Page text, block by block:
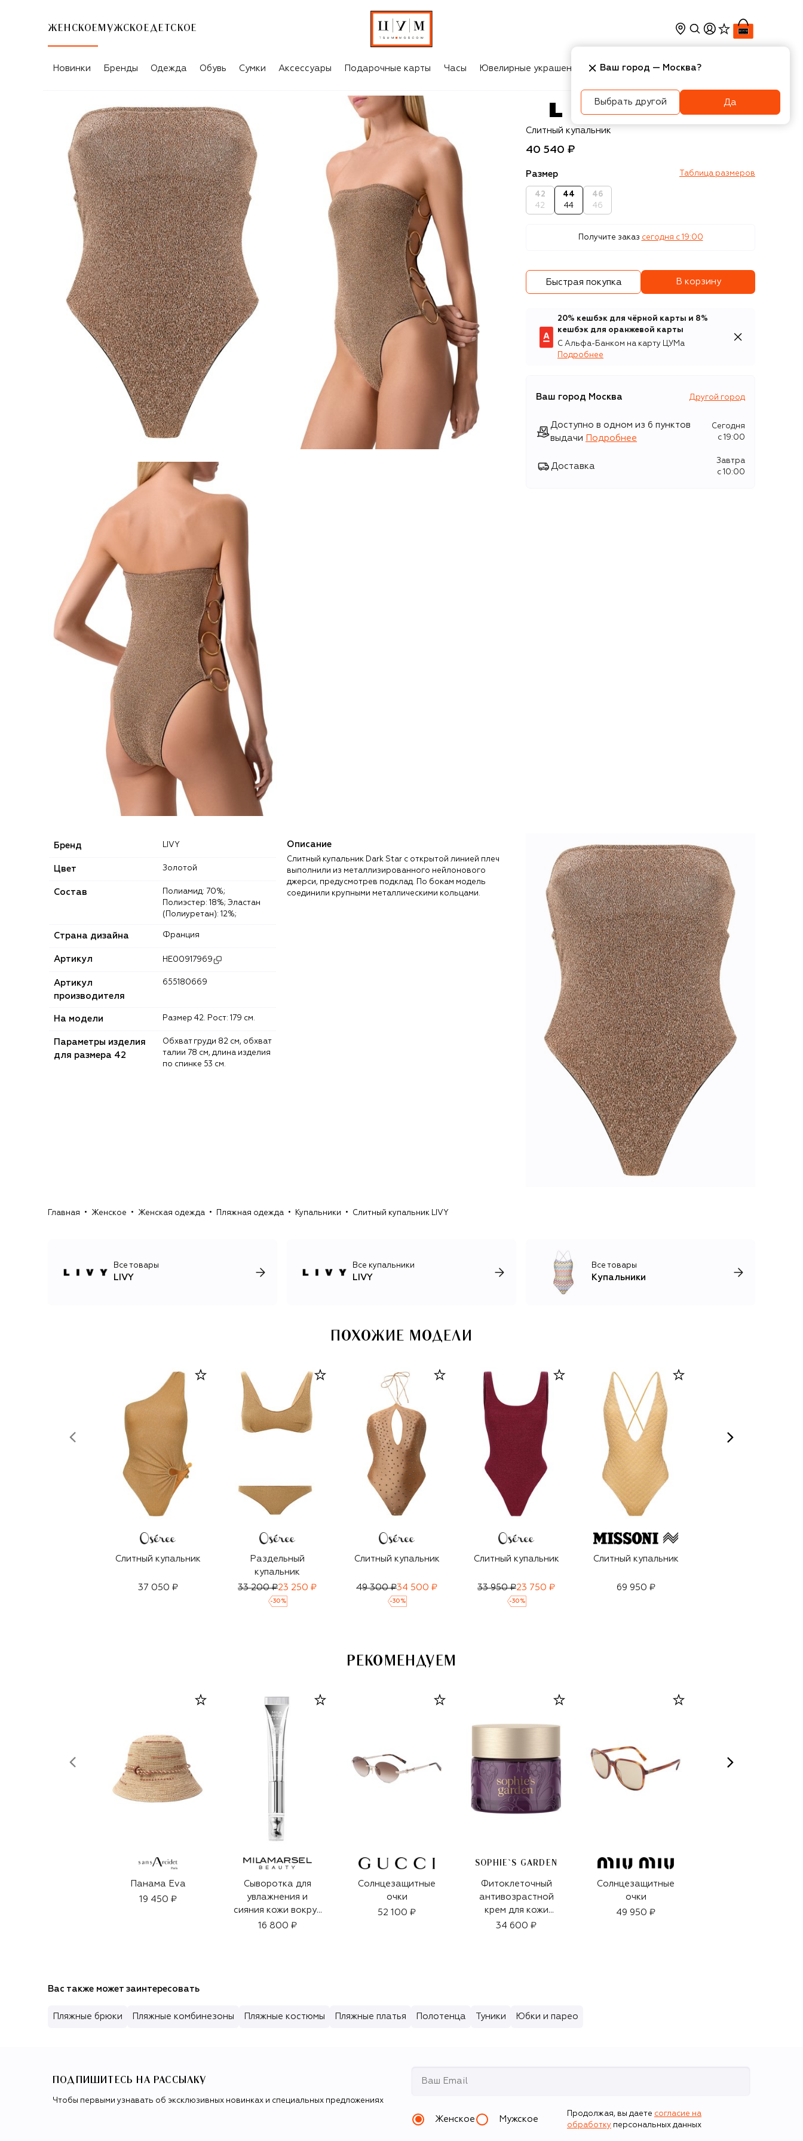
ЖЕНСКОЕ МУЖСКОЕ ДЕТСКОЕ
Новинки Бренды Одежда Обувь Сумки Аксессуары Подарочные карты Часы Ювелирные украшения Косметика Интерьер
LIVY
Слитный купальник
40 540 ₽
Размер Таблица размеров
42
42
44
44
46
46
Получите заказ сегодня c 19:00
Быстрая покупка В корзину
20% кешбэк для чёрной карты и 8%
кешбэк для оранжевой карты
С Альфа-Банком на карту ЦУМа
Подробнее
Ваш город Москва Другой город
Доступно в одном из 6 пунктов
выдачи
Подробнее
Сегодня
c 19:00
Доставка
Завтра
c 10:00
Бренд LIVY
Цвет Золотой
Состав
Полиэстер: 18%; Эластан
(Полиуретан): 12%;
Страна дизайна Франция
Артикул HE00917969
Артикул
производителя
655180669
На модели Размер 42. Рост: 179 см.
Параметры изделия
для размера 42
Обхват груди 82 см, обхват
талии 78 см, длина изделия
по спинке 53 см.
Описание
Слитный купальник Dark Star с открытой линией плеч
выполнили из металлизированного нейлонового
джерси, предусмотрев подклад. По бокам модель
соединили крупными металлическими кольцами.
Главная Женское Женская одежда Пляжная одежда Купальники Слитный купальник LIVY
Все товары
LIVY
Все купальники
LIVY
Все товары
Купальники
ПОХОЖИЕ МОДЕЛИ
Слитный купальник
37 050 ₽
Раздельный
купальник
33 200 ₽23 250 ₽
-30 %
Слитный купальник
49 300 ₽34 500 ₽
-30 %
Слитный купальник
33 950 ₽23 750 ₽
-30 %
Слитный купальник
69 950 ₽
РЕКОМЕНДУЕМ
Панама Eva
19 450 ₽
Сыворотка для
увлажнения и
сияния кожи вокруг
глаз Mila Marsel
16 800 ₽
Солнцезащитные
очки
52 100 ₽
SOPHIE`S GARDEN
Фитоклеточный
антивозрастной
крем для кожи
вокруг глаз (15ml)
34 600 ₽
Солнцезащитные
очки
49 950 ₽
Вас также может заинтересовать
Пляжные брюки Пляжные комбинезоны Пляжные костюмы Пляжные платья Полотенца Туники Юбки и парео
ПОДПИШИТЕСЬ НА РАССЫЛКУ
Чтобы первыми узнавать об эксклюзивных новинках и специальных предложениях
Женское Мужское
Продолжая, вы даете согласие на
обработку персональных данных
Ваш город — Москва?
Выбрать другой Да